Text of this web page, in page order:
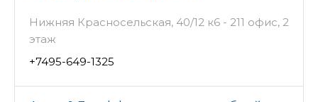
Нижняя Красносельская, 40/12 к6 - 211 офис, 2
этаж
+7495-649-1325